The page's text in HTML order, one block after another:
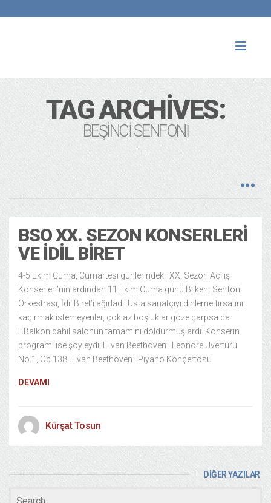
TAG ARCHIVES:
BEŞINCI SENFONI
BSO XX. SEZON KONSERLERI
VE İDIL BIRET
4-5 Ekim Cuma, Cumartesi günlerindeki XX. Sezon Açılış
Konserleri’nin ardından 11 Ekim Cuma günü Bilkent Senfoni
Orkestrası, İdil Biret’i ağırladı. Usta sanatçıyı dinleme fırsatını
kaçırmak istemeyenler, çok az boşluklar göze çarpsa da
II.Balkon dahil salonun tamamını doldurmuşlardı. Konserin
programı ise şöyleydi. L. van Beethoven | Leonore Uvertürü
No.1, Op.138 L. van Beethoven | Piyano Konçertosu
DEVAMI
Kürşat Tosun
DİĞER YAZILAR